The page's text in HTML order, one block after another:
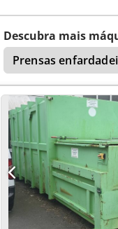
Descubra mais
Prensas